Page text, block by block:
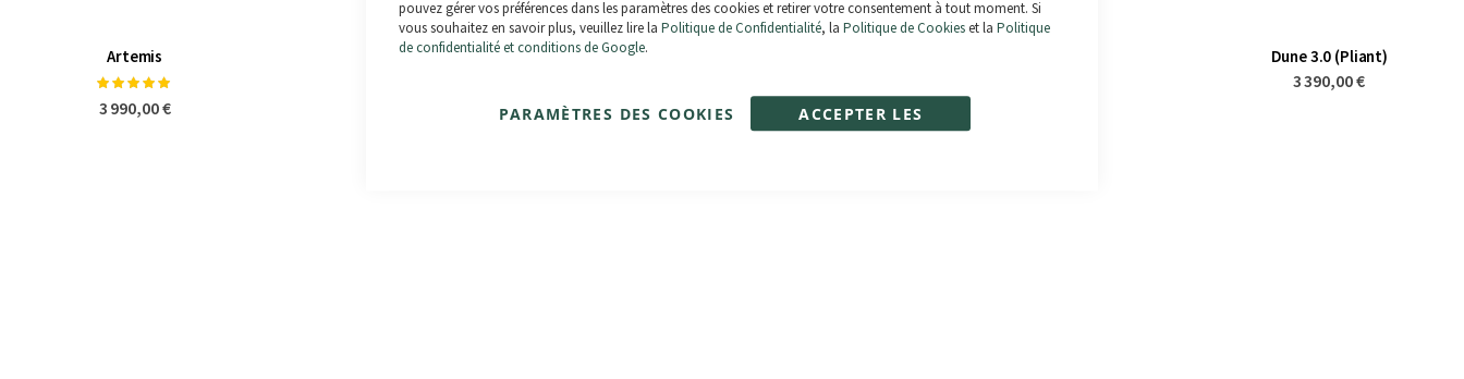
pouvez gérer vos préférences dans les paramètres des cookies et retirer votre consentement à tout moment. Si
vous souhaitez en savoir plus, veuillez lire la Politique de Confidentialité, la Politique de Cookieset la Politique
de confidentialité et conditions de Google.
ACCEPTER LES
PARAMÈTRES DES COOKIES
Artemis
Notation:
3 990,00 €
Dune 4.0 (Pliant)
100%
2 353,00 €
Dune 3.0 (Pliant)
3 390,00 €